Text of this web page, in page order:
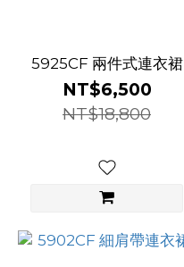
5925CF 兩件式連衣裙
NT$6,500
NT$18,800